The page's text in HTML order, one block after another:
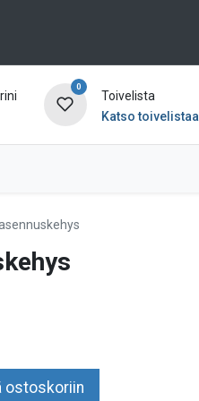
0
Toivelista
Katso toivelistaa
ostoskoriin